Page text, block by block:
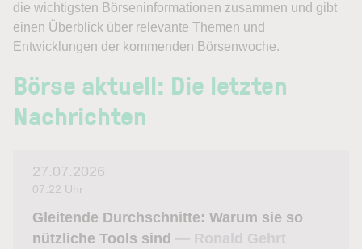
die wichtigsten Börseninformationen zusammen und gibt
einen Überblick über relevante Themen und
Entwicklungen der kommenden Börsenwoche.
Börse aktuell: Die letzten
Nachrichten
27.07.2026
07:22 Uhr
Gleitende Durchschnitte: Warum sie so
nützliche Tools sind — Ronald Gehrt